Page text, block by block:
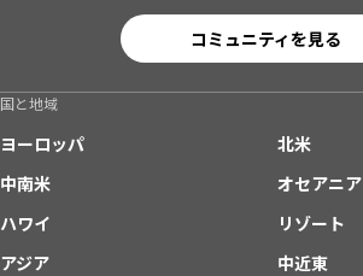
コミュニティを見る
国と地域
ヨーロッパ
北米
中南米
オセアニア
ハワイ
リゾート
アジア
中近東